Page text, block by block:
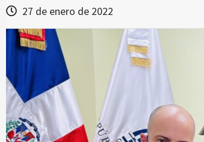
27 de enero de 2022